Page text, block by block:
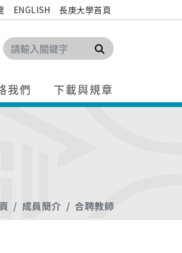
ENGLISH 長庚大學首頁
搜尋
我們 下載與規章
成員簡介 合聘教師